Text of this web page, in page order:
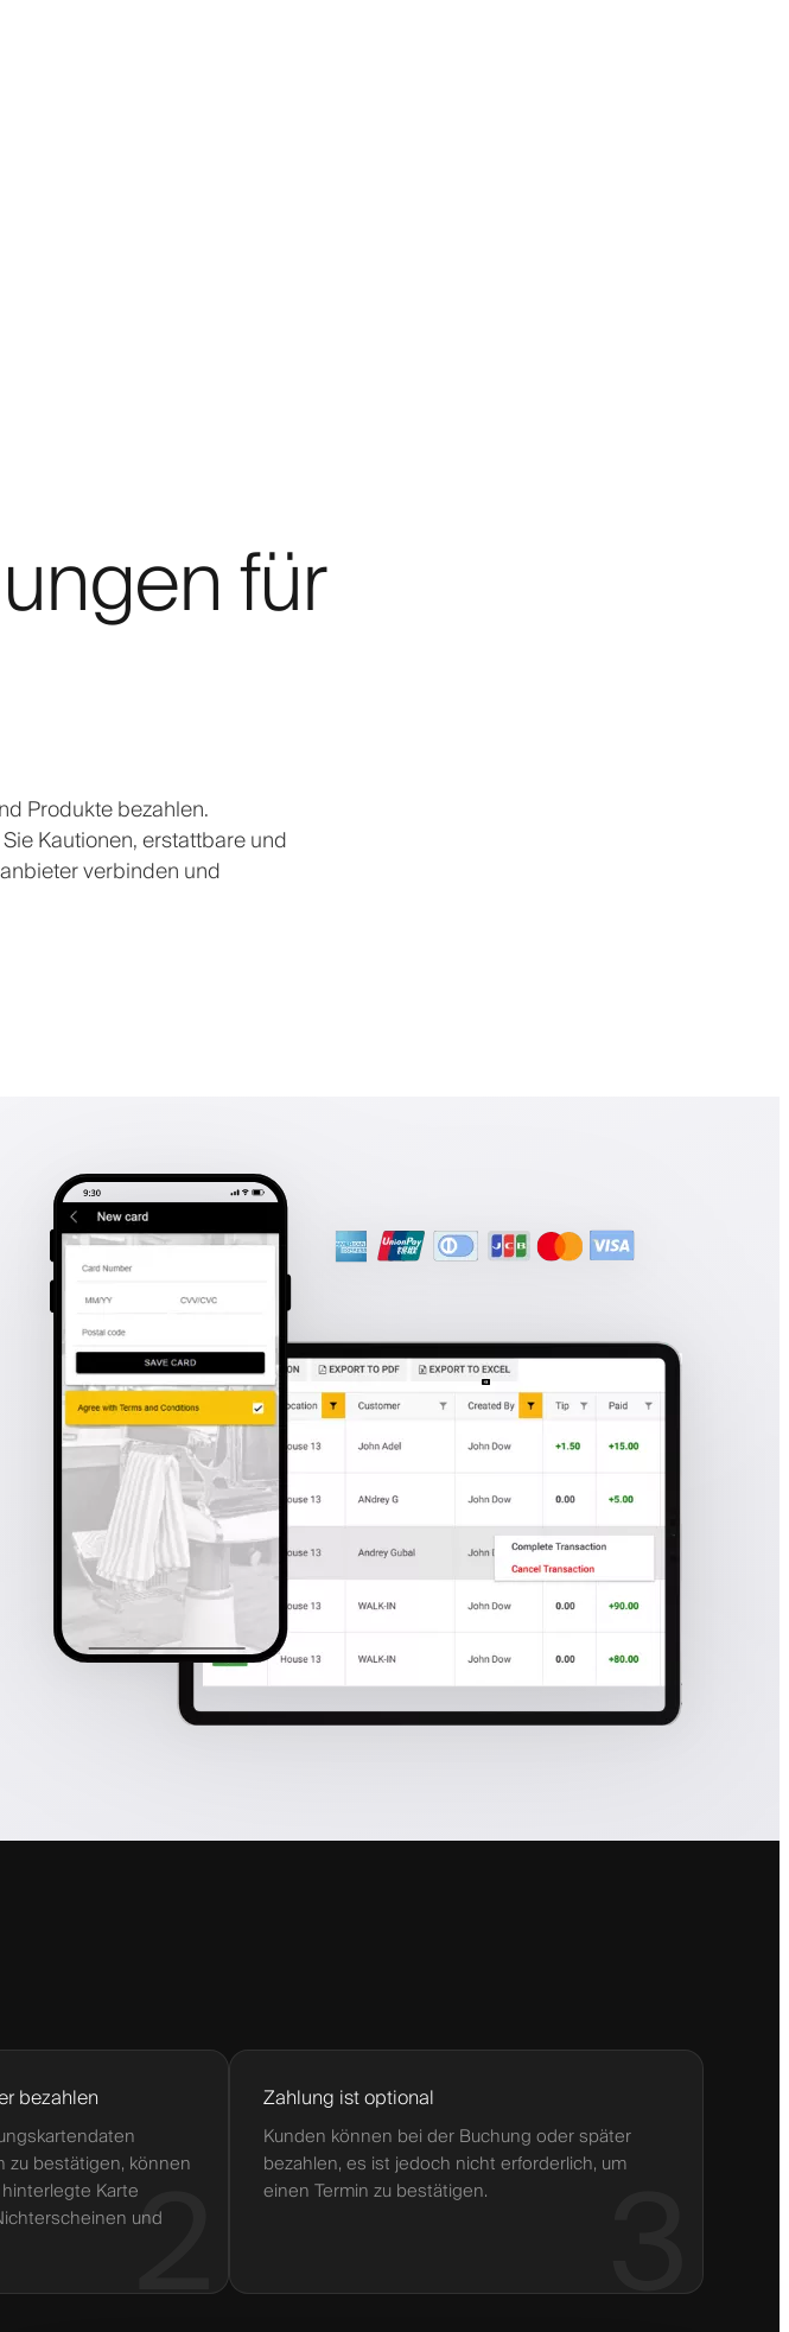
für
Produkte bezahlen.
Kautionen, erstattbare und
verbinden und
2
bezahlen
zu bestätigen, können
Karte
und
3
Zahlung ist optional
Kunden können bei der Buchung oder später
bezahlen, es ist jedoch nicht erforderlich, um
einen Termin zu bestätigen.